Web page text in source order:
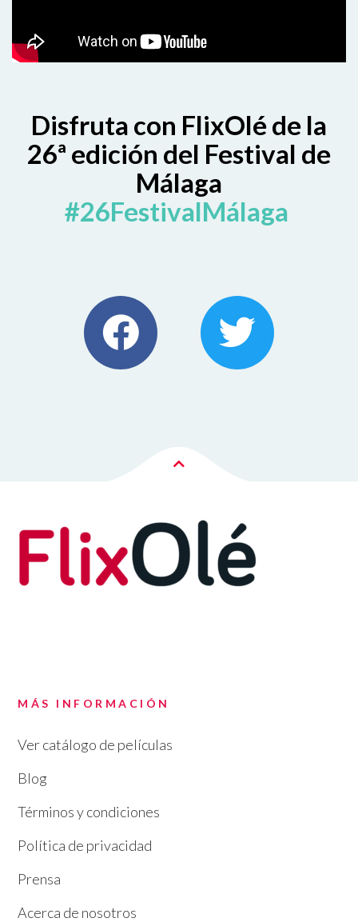
Disfruta con FlixOlé de la
26ª edición del Festival de
Málaga
#26FestivalMálaga
MÁS INFORMACIÓN
Ver catálogo de películas
Blog
Términos y condiciones
Política de privacidad
Prensa
Acerca de nosotros